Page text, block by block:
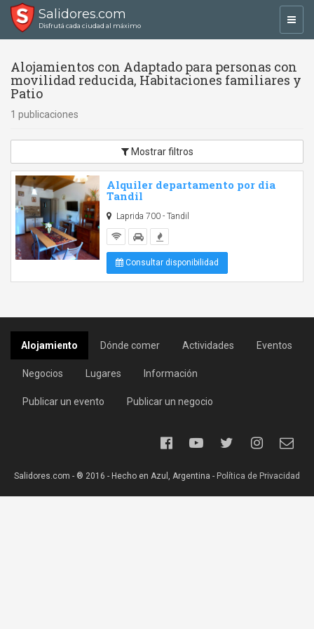
Salidores.com
Disfrutá cada ciudad al máximo
Alojamientos con Adaptado para personas con
movilidad reducida, Habitaciones familiares y
Patio
1 publicaciones
Mostrar filtros
Alquiler departamento por dia
Tandil
Laprida 700 - Tandil
Consultar disponibilidad
Alojamiento Dónde comer Actividades Eventos
Negocios Lugares Información
Publicar un evento Publicar un negocio
Salidores.com - ® 2016 - Hecho en Azul, Argentina - Política de Privacidad